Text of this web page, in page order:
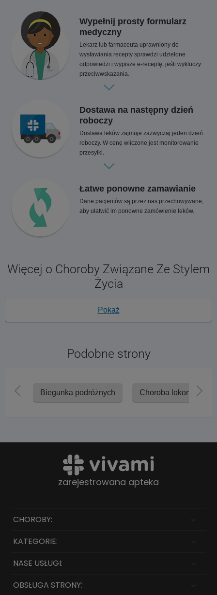
Wypełnij prosty formularz
medyczny
Lekarz lub farmaceuta uprawniony do
wystawiania recepty sprawdzi udzielone
odpowiedzi i wypisze e-receptę, jeśli wykluczy
przeciwwskazania.
Dostawa na następny dzień
roboczy
Dostawa leków zajmuje zazwyczaj jeden dzień
roboczy. W cenę wliczone jest monitorowanie
przesyłki.
Łatwe ponowne zamawianie
Dane pacjentów są przez nas przechowywane,
aby ułatwić im ponowne zamówienie leków.
Więcej o Choroby Związane Ze Stylem
Życia
Pokaż
Podobne strony
Biegunka podróżnych Choroba lokomocyjna
zarejestrowana apteka
CHOROBY:
KATEGORIE:
NASE USŁUGI:
OBSŁUGA STRONY: